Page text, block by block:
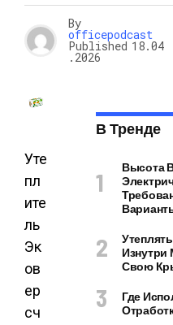
By
officepodcast
Published 18.04
.2026
Уте
пл
ите
ль
Эк
ов
ер
сч
В Тренде
Высота
Свою
Где